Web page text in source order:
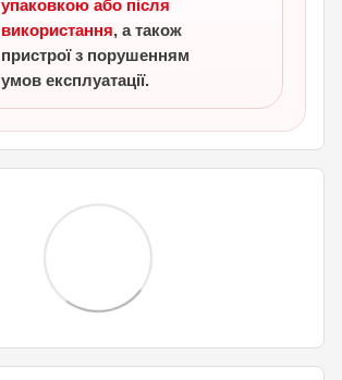
упаковкою або після
використання, а також
пристрої з порушенням
умов експлуатації.